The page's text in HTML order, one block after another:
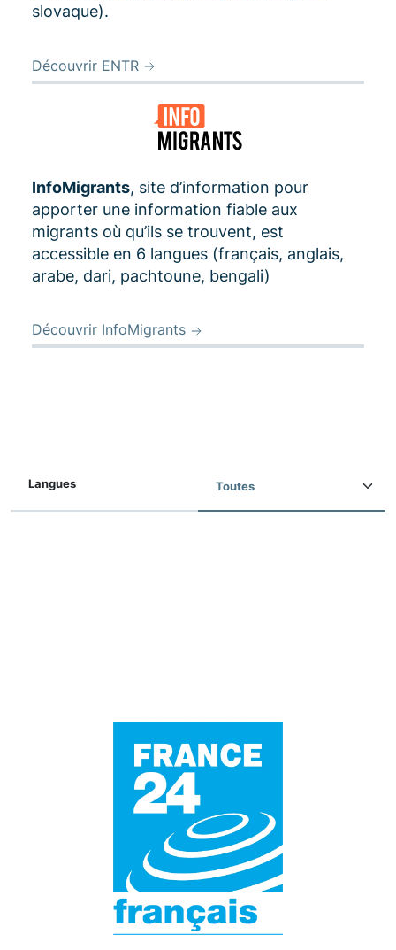
slovaque).
Découvrir ENTR
InfoMigrants, site d’information pour
apporter une information fiable aux
migrants où qu’ils se trouvent, est
accessible en 6 langues (français, anglais,
arabe, dari, pachtoune, bengali)
Découvrir InfoMigrants
Langues